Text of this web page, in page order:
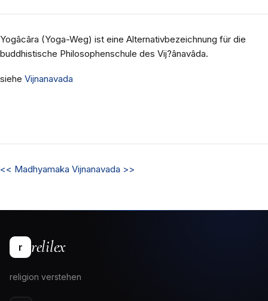
Yogâcâra (Yoga-Weg) ist eine Alternativbezeichnung für die
buddhistische Philosophenschule des Vij?ânavâda.
siehe Vijnanavada
<< Madhyamaka Vijnanavada >>
r relilex
religion verstehen